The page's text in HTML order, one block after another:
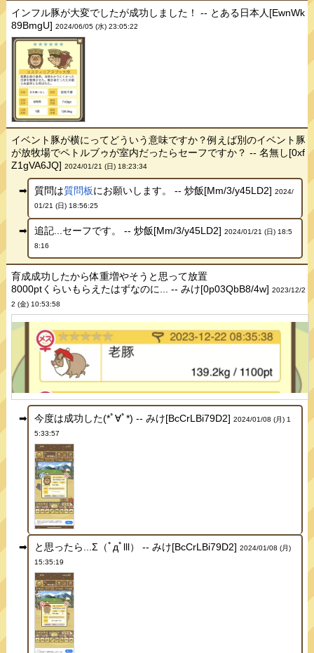
インフル豚が大変でしたが成功しました！ -- とある日本人[EwnWk
89BmgU]2024/06/05 (水) 23:05:22
イベント豚が横にってどういう意味ですか？例えば別のイベント豚
が放牧場でペトルブゥが室内だったらセーフですか？ -- 名無し[0xf
Z1gVA6JQ]2024/01/21 (日) 18:23:34
質問は質問板にお願いします。 -- 炒飯[Mm/3/y45LD2] 2024/
01/21 (日) 18:56:25
追記...セーフです。 -- 炒飯[Mm/3/y45LD2] 2024/01/21 (日) 18:5
8:16
育成成功したから体重増やそうと思って放置
8000ptくらいもらえたはずなのに... -- みけ[0p03QbB8/4w]2023/12/2
2 (金) 10:53:58
今度は成功した(*ﾟ∀ﾟ*) -- みけ[BcCrLBi79D2] 2024/01/08 (月) 1
5:33:57
と思ったら...Σ（ﾟдﾟlll） -- みけ[BcCrLBi79D2] 2024/01/08 (月)
15:35:19